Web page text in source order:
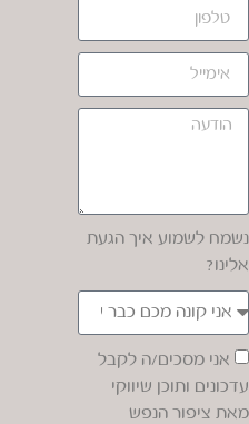
נשמח לשמוע איך הגעת
אלינו?
אני מסכים/ה לקבל
עדכונים ותוכן שיווקי
מאת ציפור הנפש